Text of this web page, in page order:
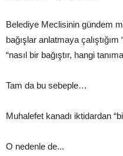
Belediye Meclisinin gündem
bağışlar anlatmaya
“nasıl bir bağıştır, hangi
Tam da bu sebeple…
Muhalefet kanadı iktidardan
O nedenle de...